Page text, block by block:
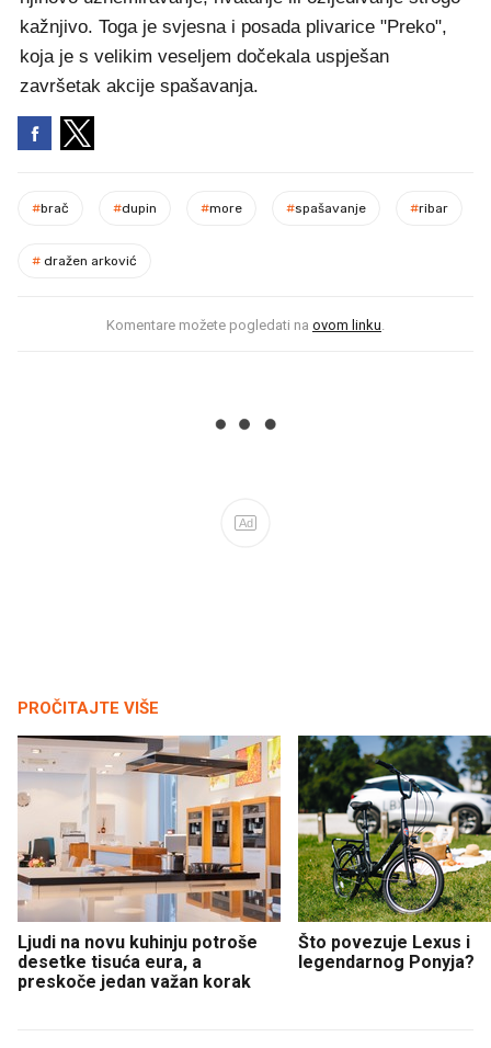
kažnjivo. Toga je svjesna i posada plivarice "Preko",
koja je s velikim veseljem dočekala uspješan
završetak akcije spašavanja.
#brač #dupin #more #spašavanje #ribar
# dražen arković
Komentare možete pogledati na ovom linku.
Ad
PROČITAJTE VIŠE
Ljudi na novu kuhinju potroše
desetke tisuća eura, a
preskoče jedan važan korak
Što povezuje Lexus i
legendarnog Ponyja?